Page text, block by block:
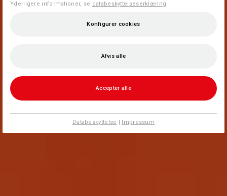
Yderligere informationer, se databeskyttelseserklæring.
Konfigurer cookies
Afvis alle
Accepter alle
Databeskyttelse | Impressum